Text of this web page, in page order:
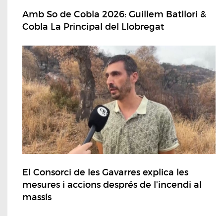
Amb So de Cobla 2026: Guillem Batllori &
Cobla La Principal del Llobregat
El Consorci de les Gavarres explica les
mesures i accions després de l'incendi al
massís